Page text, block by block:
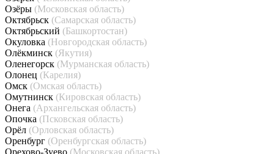
Озёры (Московская область)
Октябрьск (Самарская область)
Октябрьский (Башкортостан)
Окуловка (Новгородская область)
Олёкминск (Якутия)
Оленегорск (Мурманская область)
Олонец (Карелия)
Омск (Омская область)
Омутнинск (Кировская область)
Онега (Архангельская область)
Опочка (Псковская область)
Орёл (Орловская область)
Оренбург (Оренбургская область)